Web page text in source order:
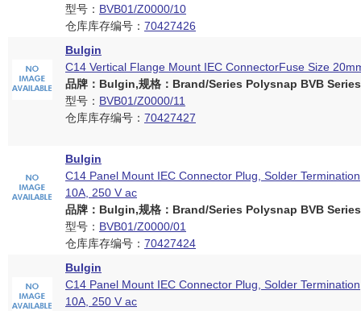
型号： BVB01/Z0000/10
仓库库存编号： 70427426
Bulgin
C14 Vertical Flange Mount IEC ConnectorFuse Size
品牌：Bulgin,规格：Brand/Series Polysnap BVB
型号： BVB01/Z0000/11
仓库库存编号： 70427427
Bulgin
C14 Panel Mount IEC Connector Plug, Solder
10A, 250 V ac
品牌：Bulgin,规格：Brand/Series Polysnap BVB
型号： BVB01/Z0000/01
仓库库存编号： 70427424
Bulgin
C14 Panel Mount IEC Connector Plug, Solder
10A, 250 V ac